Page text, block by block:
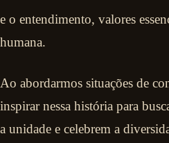
e o entendimento, valores
humana.
Ao abordarmos situações de
inspirar nessa história para
a unidade e celebrem a